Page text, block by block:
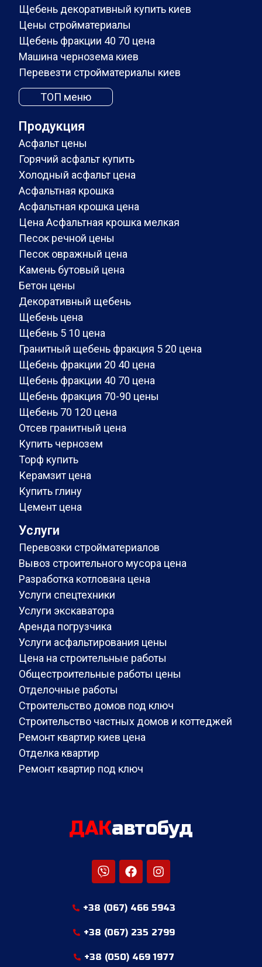
Щебень декоративный купить киев
Цены стройматериалы
Щебень фракции 40 70 цена
Машина чернозема киев
Перевезти стройматериалы киев
ТОП меню
Продукция
Асфальт цены
Горячий асфальт купить
Холодный асфальт цена
Асфальтная крошка
Асфальтная крошка цена
Цена Асфальтная крошка мелкая
Песок речной цены
Песок овражный цена
Камень бутовый цена
Бетон цены
Декоративный щебень
Щебень цена
Щебень 5 10 цена
Гранитный щебень фракция 5 20 цена
Щебень фракции 20 40 цена
Щебень фракции 40 70 цена
Щебень фракция 70-90 цены
Щебень 70 120 цена
Отсев гранитный цена
Купить чернозем
Торф купить
Керамзит цена
Купить глину
Цемент цена
Услуги
Перевозки стройматериалов
Вывоз строительного мусора цена
Разработка котлована цена
Услуги спецтехники
Услуги экскаватора
Аренда погрузчика
Услуги асфальтирования цены
Цена на строительные работы
Общестроительные работы цены
Отделочные работы
Строительство домов под ключ
Строительство частных домов и коттеджей
Ремонт квартир киев цена
Отделка квартир
Ремонт квартир под ключ
ДАКавтобуд
+38 (067) 466 5943
+38 (067) 235 2799
+38 (050) 469 1977